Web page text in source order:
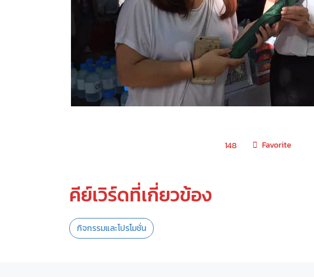
148 Favorite
คีย์เวิร์ดที่เกี่ยวข้อง
กิจกรรมและโปรโมชั่น